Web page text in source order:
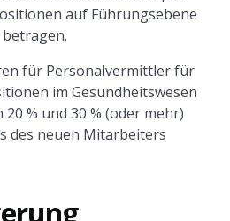
auf Führungsebene
betragen.
für Personalvermittler für
im Gesundheitswesen
% und 30 % (oder mehr)
des neuen Mitarbeiters